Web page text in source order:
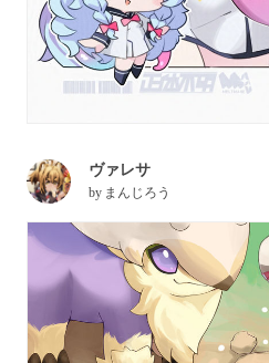
ヴァレサ
by まんじろう